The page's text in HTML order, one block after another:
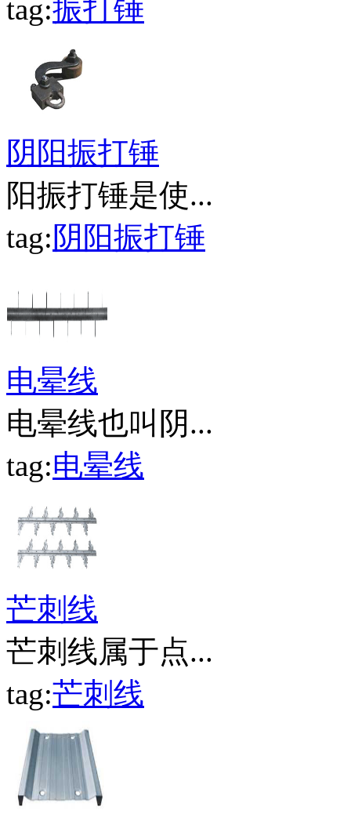
tag:振打锤
阴阳振打锤
阳振打锤是使...
tag: 阴阳振打锤
电晕线
电晕线也叫阴...
tag:电晕线
芒刺线
芒刺线属于点...
tag:芒刺线